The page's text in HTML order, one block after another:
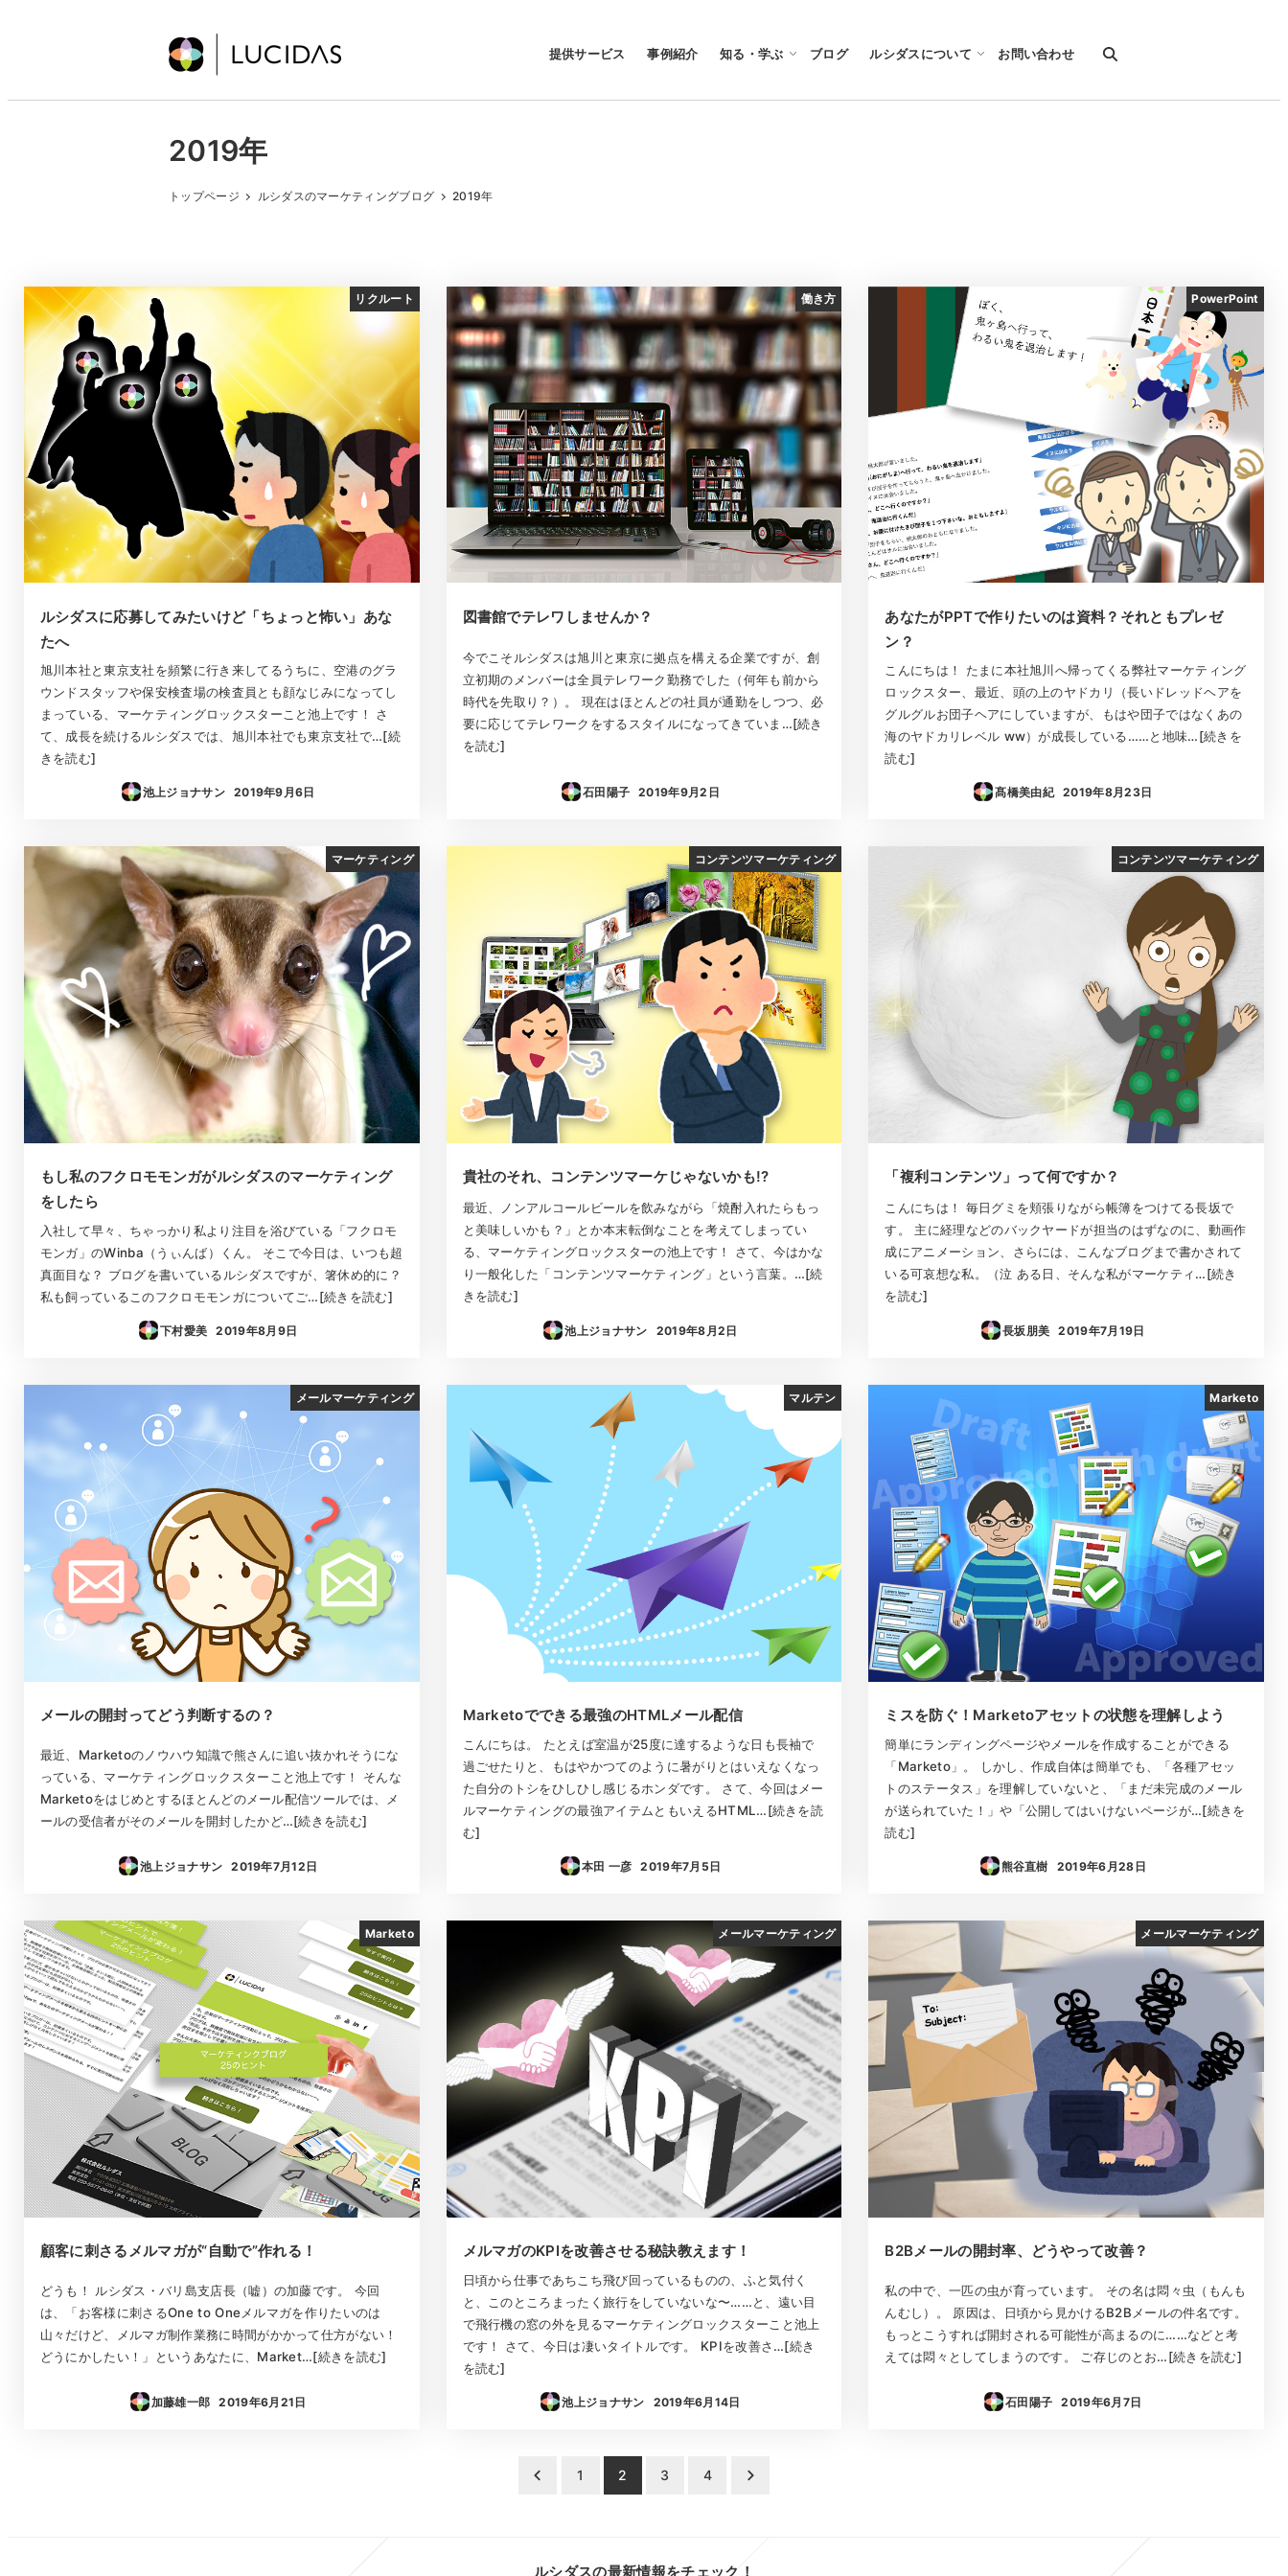
コ
提供サービス 事例紹介 知る・学ぶ ブログ ルシダスについて お問い合わせ
2019年
トップページ ルシダスのマーケティングブログ 2019年
リクルート
ルシダスに応募してみたいけど「ちょっと怖い」あな
たへ
旭川本社と東京支社を頻繁に行き来してるうちに、空港のグラ
ウンドスタッフや保安検査場の検査員とも顔なじみになってし
まっている、マーケティングロックスターこと池上です！ さ
て、成長を続けるルシダスでは、旭川本社でも東京支社で…[続
きを読む]
池上ジョナサン
投稿日
2019年9月6日
働き方
図書館でテレワしませんか？
今でこそルシダスは旭川と東京に拠点を構える企業ですが、創
立初期のメンバーは全員テレワーク勤務でした（何年も前から
時代を先取り？）。 現在はほとんどの社員が通勤をしつつ、必
要に応じてテレワークをするスタイルになってきていま…[続き
を読む]
石田陽子
投稿日
2019年9月2日
PowerPoint
あなたがPPTで作りたいのは資料？それともプレゼ
ン？
こんにちは！ たまに本社旭川へ帰ってくる弊社マーケティング
ロックスター、最近、頭の上のヤドカリ（長いドレッドヘアを
グルグルお団子ヘアにしていますが、もはや団子ではなくあの
海のヤドカリレベル ww）が成長している……と地味…[続きを
読む]
髙橋美由紀
投稿日
2019年8月23日
マーケティング
もし私のフクロモモンガがルシダスのマーケティング
をしたら
入社して早々、ちゃっかり私より注目を浴びている「フクロモ
モンガ」のWinba（うぃんば）くん。 そこで今日は、いつも超
真面目な？ ブログを書いているルシダスですが、箸休め的に？
私も飼っているこのフクロモモンガについてご…[続きを読む]
下村愛美
投稿日
2019年8月9日
コンテンツマーケティング
貴社のそれ、コンテンツマーケじゃないかも!?
最近、ノンアルコールビールを飲みながら「焼酎入れたらもっ
と美味しいかも？」とか本末転倒なことを考えてしまってい
る、マーケティングロックスターの池上です！ さて、今はかな
り一般化した「コンテンツマーケティング」という言葉。…[続
きを読む]
池上ジョナサン
投稿日
2019年8月2日
コンテンツマーケティング
「複利コンテンツ」って何ですか？
こんにちは！ 毎日グミを頬張りながら帳簿をつけてる長坂で
す。 主に経理などのバックヤードが担当のはずなのに、動画作
成にアニメーション、さらには、こんなブログまで書かされて
いる可哀想な私。（泣 ある日、そんな私がマーケティ…[続き
を読む]
長坂朋美
投稿日
2019年7月19日
メールマーケティング
メールの開封ってどう判断するの？
最近、Marketoのノウハウ知識で熊さんに追い抜かれそうにな
っている、マーケティングロックスターこと池上です！ そんな
Marketoをはじめとするほとんどのメール配信ツールでは、メ
ールの受信者がそのメールを開封したかど…[続きを読む]
池上ジョナサン
投稿日
2019年7月12日
マルテン
Marketoでできる最強のHTMLメール配信
こんにちは。 たとえば室温が25度に達するような日も長袖で
過ごせたりと、もはやかつてのように暑がりとはいえなくなっ
た自分のトシをひしひし感じるホンダです。 さて、今回はメー
ルマーケティングの最強アイテムともいえるHTML…[続きを読
む]
本田 一彦
投稿日
2019年7月5日
Marketo
ミスを防ぐ！Marketoアセットの状態を理解しよう
簡単にランディングページやメールを作成することができる
「Marketo」。 しかし、作成自体は簡単でも、「各種アセッ
トのステータス」を理解していないと、「まだ未完成のメール
が送られていた！」や「公開してはいけないページが…[続きを
読む]
熊谷直樹
投稿日
2019年6月28日
Marketo
顧客に刺さるメルマガが“自動で”作れる！
どうも！ ルシダス・バリ島支店長（嘘）の加藤です。 今回
は、「お客様に刺さるOne to Oneメルマガを作りたいのは
山々だけど、メルマガ制作業務に時間がかかって仕方がない！
どうにかしたい！」というあなたに、Market…[続きを読む]
加藤雄一郎
投稿日
2019年6月21日
メールマーケティング
メルマガのKPIを改善させる秘訣教えます！
日頃から仕事であちこち飛び回っているものの、ふと気付く
と、このところまったく旅行をしていないな〜……と、遠い目
で飛行機の窓の外を見るマーケティングロックスターこと池上
です！ さて、今日は凄いタイトルです。 KPIを改善さ…[続き
を読む]
池上ジョナサン
投稿日
2019年6月14日
メールマーケティング
B2Bメールの開封率、どうやって改善？
私の中で、一匹の虫が育っています。 その名は悶々虫（もんも
んむし）。 原因は、日頃から見かけるB2Bメールの件名です。
もっとこうすれば開封される可能性が高まるのに……などと考
えては悶々としてしまうのです。 ご存じのとお…[続きを読む]
石田陽子
投稿日
2019年6月7日
1 2 3 4
ルシダスの最新情報をチェック！